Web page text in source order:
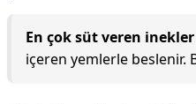
En çok süt veren inekler
içeren yemlerle beslenir.